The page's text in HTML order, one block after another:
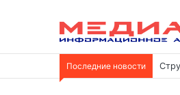
Последние новости